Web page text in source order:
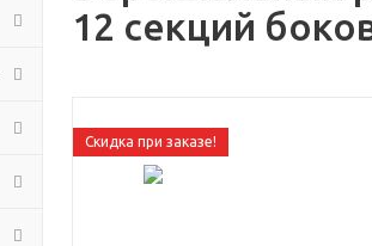
12 секций
Скидка при заказе!